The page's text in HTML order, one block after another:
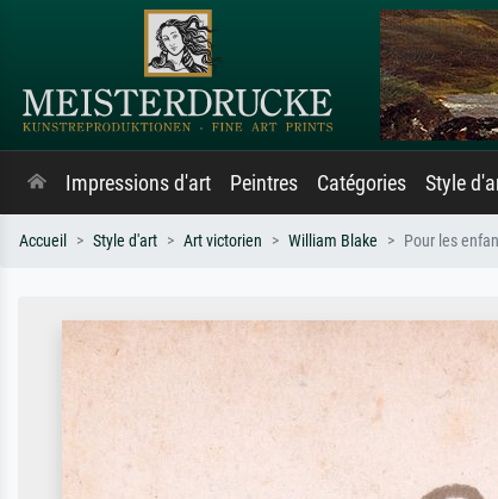
Impressions d'art Peintres Catégories Style
Accueil Style d'art Art victorien William Blake Pour les